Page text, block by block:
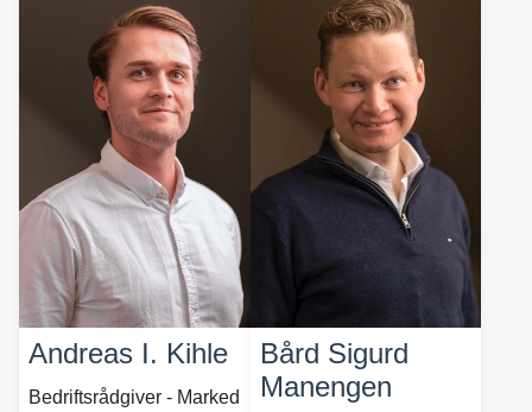
Andreas I. Kihle
Bedriftsrådgiver - Marked
Bård Sigurd
Manengen